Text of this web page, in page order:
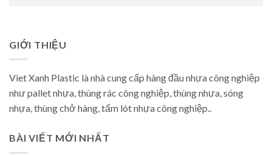
GIỚI THIỆU
Viet Xanh Plastic là nhà cung cấp hàng đầu nhựa công nghiệp
như pallet nhựa, thùng rác công nghiệp, thùng nhựa, sóng
nhựa, thùng chở hàng, tấm lót nhựa công nghiệp..
BÀI VIẾT MỚI NHẤT